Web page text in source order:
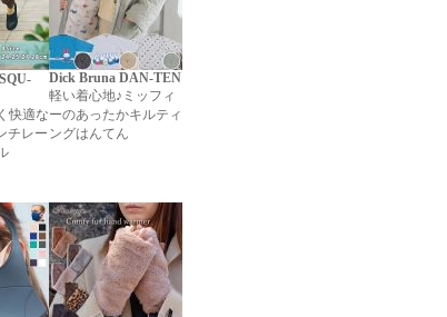
快適な
チレー
Dick Bruna DAN-TEN
軽い着心地♪ミッフィ
ーのあったかキルティ
ングはんてん